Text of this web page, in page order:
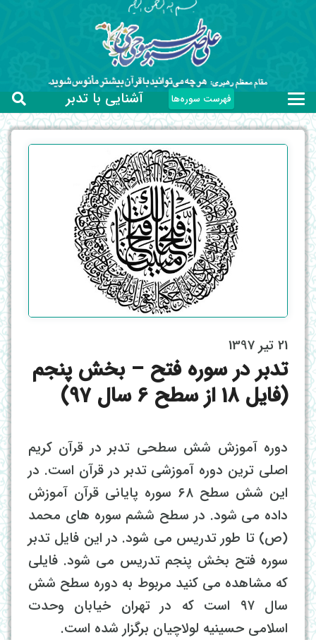
فهرست سوره‌ها آشنایی با تدبر
21 تیر 1397
تدبر در سوره فتح – بخش پنجم
(فایل 18 از سطح 6 سال 97)
دوره آموزش شش سطحی تدبر در قرآن کریم
اصلی ترین دوره آموزشی تدبر در قرآن است. در
این شش سطح ۶۸ سوره پایانی قرآن آموزش
داده می شود. در سطح ششم سوره های محمد
(ص) تا طور تدریس می شود. در این فایل تدبر
سوره فتح بخش پنجم تدریس می شود. فایلی
که مشاهده می کنید مربوط به دوره سطح شش
سال ۹۷ است که در تهران خیابان وحدت
اسلامی حسینیه لولاچیان برگزار شده است.